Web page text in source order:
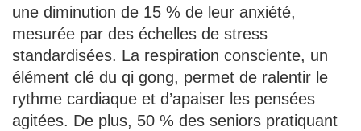
une diminution de 15 % de leur anxiété,
mesurée par des échelles de stress
standardisées. La respiration consciente, un
élément clé du qi gong, permet de ralentir le
rythme cardiaque et d’apaiser les pensées
agitées. De plus, 50 % des seniors pratiquant